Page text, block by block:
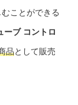
ことができる
ーブ コントロ
品として販売